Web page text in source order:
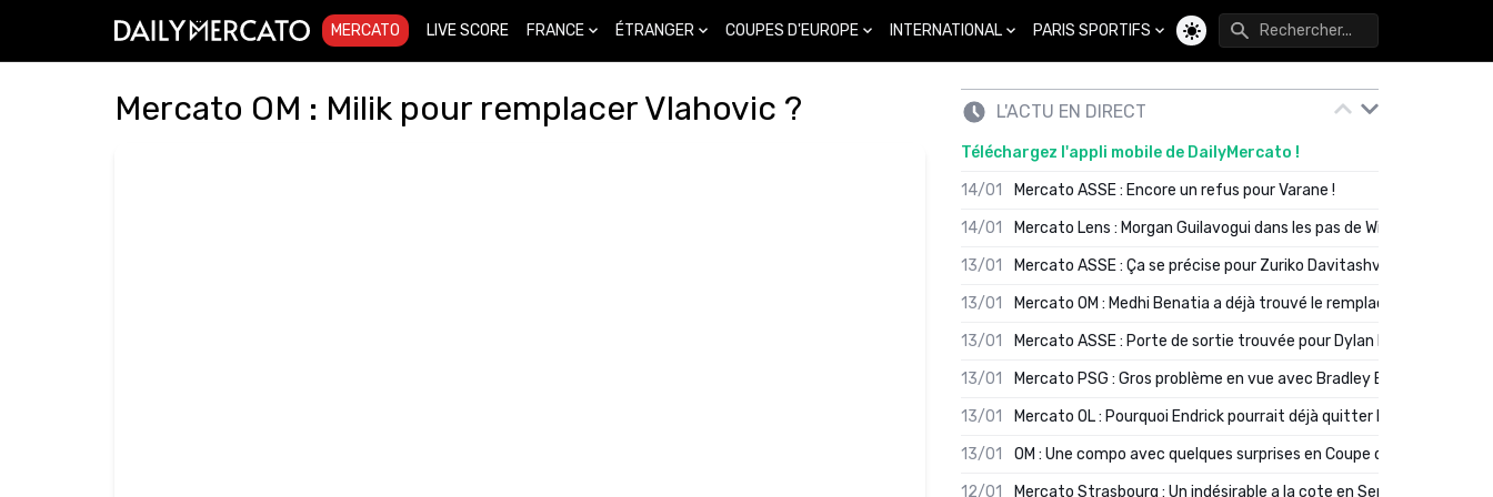
MERCATO LIVE SCORE FRANCE ÉTRANGER COUPES D'EUROPE INTERNATIONAL PARIS SPORTIFS
Changer de thème
Mercato OM : Milik pour remplacer Vlahovic ? L'ACTU EN DIRECT
Téléchargez l'appli mobile de DailyMercato !
14/01
Mercato ASSE : Encore un refus pour Varane !
14/01
Mercato Lens : Morgan Guilavogui dans les pas de Will Still ?
13/01
Mercato ASSE : Ça se précise pour Zuriko Davitashvili
13/01
Mercato OM : Medhi Benatia a déjà trouvé le remplaçant de Robinio
13/01
Mercato ASSE : Porte de sortie trouvée pour Dylan Batubinsika
13/01
Mercato PSG : Gros problème en vue avec Bradley Barcola ?
13/01
Mercato OL : Pourquoi Endrick pourrait déjà quitter Lyon en janvier
13/01
OM : Une compo avec quelques surprises en Coupe de France
12/01
Mercato Strasbourg : Un indésirable a la cote en Serie A